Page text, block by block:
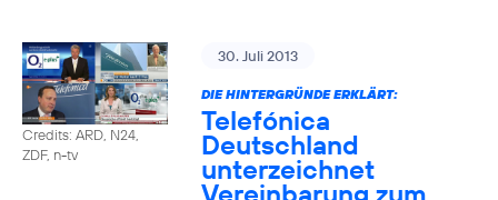
Credits: ARD, N24,
ZDF, n-tv
30. Juli 2013
DIE HINTERGRÜNDE ERKLÄRT:
Telefónica
Deutschland
unterzeichnet
Vereinbarung zum